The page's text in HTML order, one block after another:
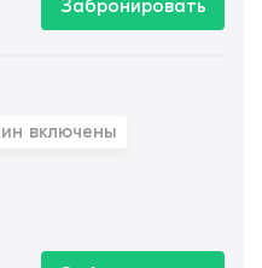
Забронировать
включены